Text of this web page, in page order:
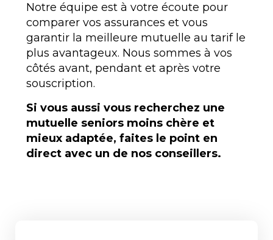
Notre équipe est à votre écoute pour
comparer vos assurances et vous
garantir la meilleure mutuelle au tarif le
plus avantageux. Nous sommes à vos
côtés avant, pendant et après votre
souscription.
Si vous aussi vous recherchez une
mutuelle seniors moins chère et
mieux adaptée, faites le point en
direct avec un de nos conseillers.